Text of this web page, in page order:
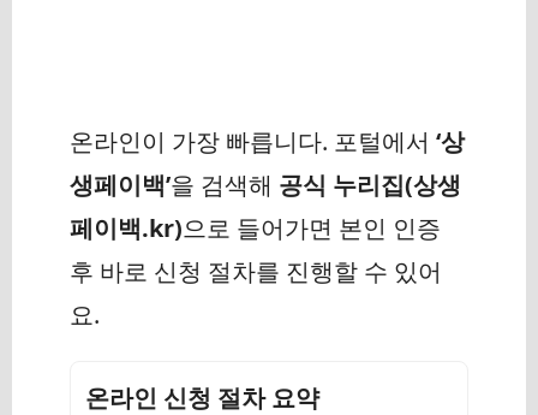
온라인이 가장 빠릅니다. 포털에서 ‘상
생페이백’을 검색해 공식 누리집(상생
페이백.kr)으로 들어가면 본인 인증
후 바로 신청 절차를 진행할 수 있어
요.
온라인 신청 절차 요약